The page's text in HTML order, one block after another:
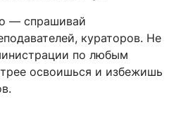
— спрашивай
кураторов. Не
по любым
освоишься и избежишь